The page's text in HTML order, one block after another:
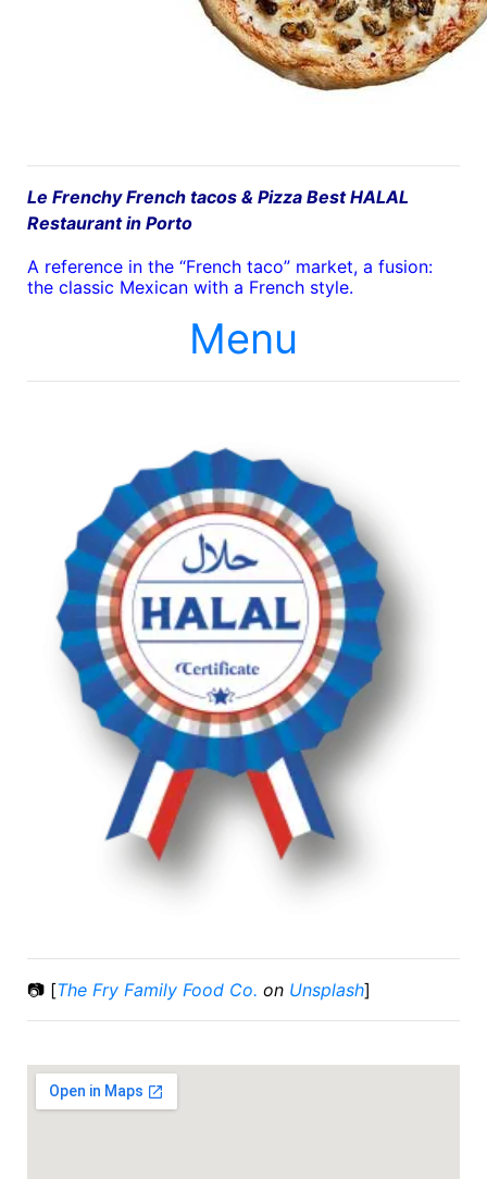
Le Frenchy French tacos & Pizza Best HALAL
Restaurant in Porto
A reference in the “French taco” market, a fusion:
the classic Mexican with a French style.
Menu
📷 [The Fry Family Food Co. on Unsplash]